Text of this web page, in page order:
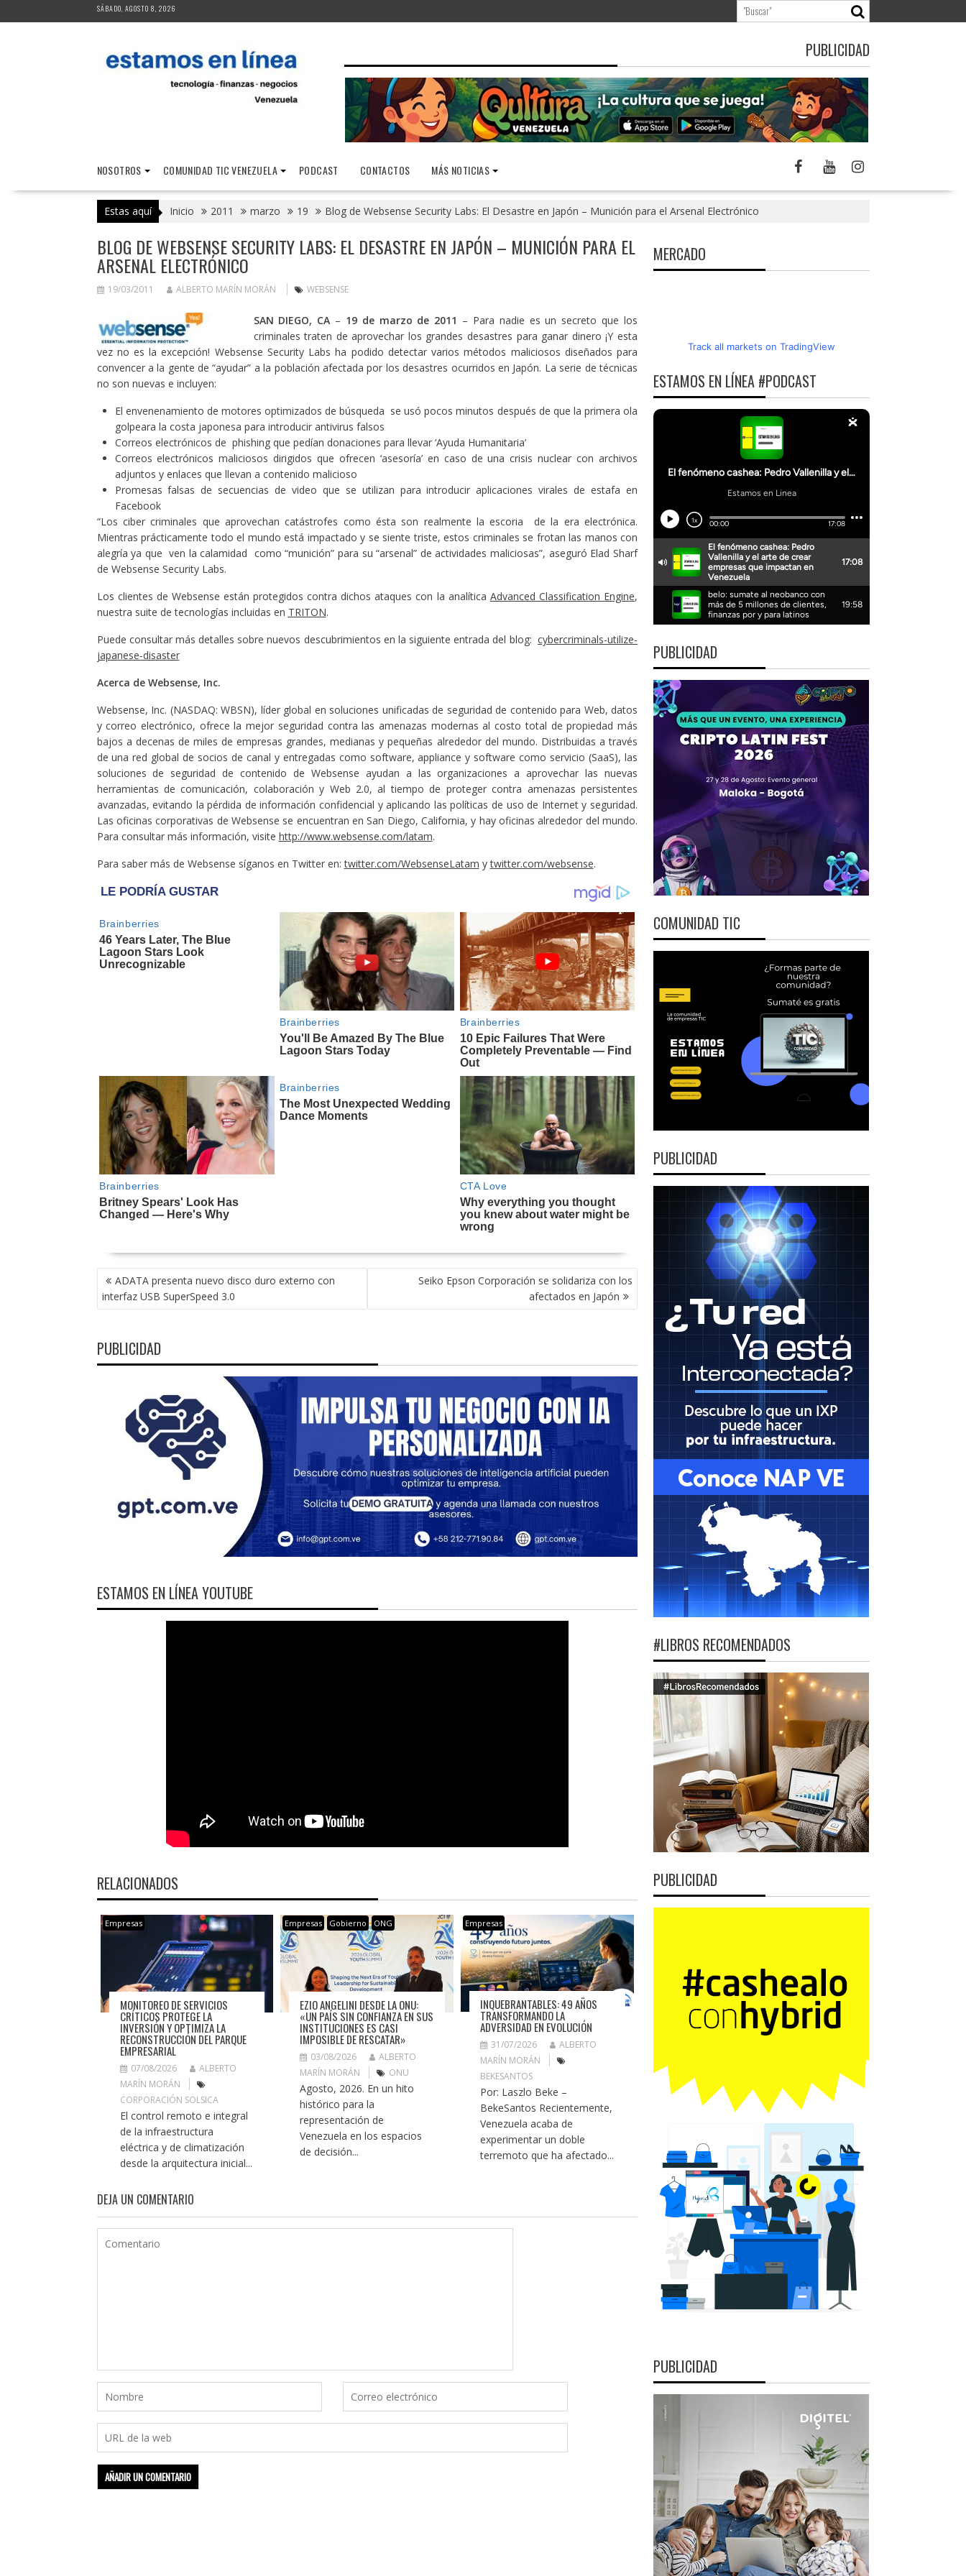
al
SÁBADO, AGOSTO 8, 2026
PUBLICIDAD
NOSOTROS COMUNIDAD TIC VENEZUELA PODCAST CONTACTOS MÁS NOTICIAS
Estas aquí Inicio 2011 marzo 19 Blog de Websense Security Labs: El Desastre en Japón – Munición para el Arsenal Electrónico
BLOG DE WEBSENSE SECURITY LABS: EL DESASTRE EN JAPÓN – MUNICIÓN PARA EL
ARSENAL ELECTRÓNICO
19/03/2011 ALBERTO MARÍN MORÁN WEBSENSE
SAN DIEGO, CA – 19 de marzo de 2011 – Para nadie es un secreto que los
criminales traten de aprovechar los grandes desastres para ganar dinero ¡Y esta
vez no es la excepción! Websense Security Labs ha podido detectar varios métodos maliciosos diseñados para
convencer a la gente de “ayudar” a la población afectada por los desastres ocurridos en Japón. La serie de técnicas
no son nuevas e incluyen:
El envenenamiento de motores optimizados de búsqueda se usó pocos minutos después de que la primera ola
golpeara la costa japonesa para introducir antivirus falsos
Correos electrónicos de phishing que pedían donaciones para llevar ‘Ayuda Humanitaria’
Correos electrónicos maliciosos dirigidos que ofrecen ‘asesoría’ en caso de una crisis nuclear con archivos
adjuntos y enlaces que llevan a contenido malicioso
Promesas falsas de secuencias de video que se utilizan para introducir aplicaciones virales de estafa en
Facebook
“Los ciber criminales que aprovechan catástrofes como ésta son realmente la escoria de la era electrónica.
Mientras prácticamente todo el mundo está impactado y se siente triste, estos criminales se frotan las manos con
alegría ya que ven la calamidad como “munición” para su “arsenal” de actividades maliciosas”, aseguró Elad Sharf
de Websense Security Labs.
Los clientes de Websense están protegidos contra dichos ataques con la analítica Advanced Classification Engine,
nuestra suite de tecnologías incluidas en TRITON.
Puede consultar más detalles sobre nuevos descubrimientos en la siguiente entrada del blog: cybercriminals-utilize-
japanese-disaster
Acerca de Websense, Inc.
Websense, Inc. (NASDAQ: WBSN), líder global en soluciones unificadas de seguridad de contenido para Web, datos
y correo electrónico, ofrece la mejor seguridad contra las amenazas modernas al costo total de propiedad más
bajos a decenas de miles de empresas grandes, medianas y pequeñas alrededor del mundo. Distribuidas a través
de una red global de socios de canal y entregadas como software, appliance y software como servicio (SaaS), las
soluciones de seguridad de contenido de Websense ayudan a las organizaciones a aprovechar las nuevas
herramientas de comunicación, colaboración y Web 2.0, al tiempo de proteger contra amenazas persistentes
avanzadas, evitando la pérdida de información confidencial y aplicando las políticas de uso de Internet y seguridad.
Las oficinas corporativas de Websense se encuentran en San Diego, California, y hay oficinas alrededor del mundo.
Para consultar más información, visite http://www.websense.com/latam.
Para saber más de Websense síganos en Twitter en:twitter.com/WebsenseLatam ytwitter.com/websense.
NAVEGACIÓN
DE
ENTRADAS
ADATA presenta nuevo disco duro externo con
interfaz USB SuperSpeed 3.0
Seiko Epson Corporación se solidariza con los
afectados en Japón
PUBLICIDAD
ESTAMOS EN LÍNEA YOUTUBE
RELACIONADOS
Empresas
MONITOREO DE SERVICIOS
CRÍTICOS PROTEGE LA
INVERSIÓN Y OPTIMIZA LA
RECONSTRUCCIÓN DEL PARQUE
EMPRESARIAL
07/08/2026
ALBERTO
MARÍN MORÁN
CORPORACIÓN SOLSICA
El control remoto e integral
de la infraestructura
eléctrica y de climatización
desde la arquitectura inicial...
Empresas Gobierno ONG
EZIO ANGELINI DESDE LA ONU:
«UN PAÍS SIN CONFIANZA EN SUS
INSTITUCIONES ES CASI
IMPOSIBLE DE RESCATAR»
03/08/2026
ALBERTO
MARÍN MORÁN
ONU
Agosto, 2026. En un hito
histórico para la
representación de
Venezuela en los espacios
de decisión...
Empresas
INQUEBRANTABLES: 49 AÑOS
TRANSFORMANDO LA
ADVERSIDAD EN EVOLUCIÓN
31/07/2026
ALBERTO
MARÍN MORÁN
BEKESANTOS
Por: Laszlo Beke –
BekeSantos Recientemente,
Venezuela acaba de
experimentar un doble
terremoto que ha afectado...
DEJA UN COMENTARIO
MERCADO
Track all markets on TradingView
ESTAMOS EN LÍNEA #PODCAST
PUBLICIDAD
COMUNIDAD TIC
PUBLICIDAD
#LIBROS RECOMENDADOS
PUBLICIDAD
PUBLICIDAD